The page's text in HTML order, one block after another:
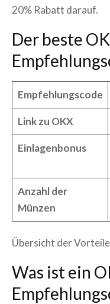
20% Rabatt darauf.
Der beste
Empfehlungscode
Link zu OKX
Einlagenbonus
Anzahl der
Münzen
Übersicht der
Was ist ein